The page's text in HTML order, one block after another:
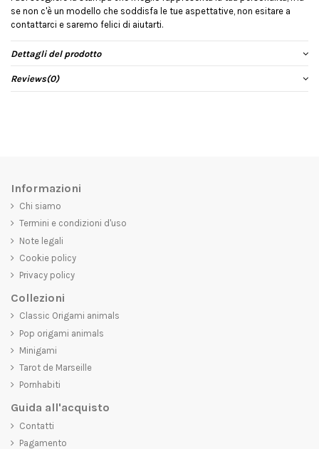
se non c'è un modello che soddisfa le tue aspettative, non esitare a
contattarci e saremo felici di aiutarti.
Dettagli del prodotto
Reviews(0)
Informazioni
Chi siamo
Termini e condizioni d'uso
Note legali
Cookie policy
Privacy policy
Collezioni
Classic Origami animals
Pop origami animals
Minigami
Tarot de Marseille
Pornhabiti
Guida all'acquisto
Contatti
Pagamento